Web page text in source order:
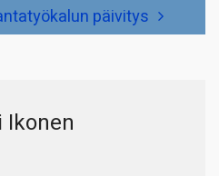
päivitys
Ikonen